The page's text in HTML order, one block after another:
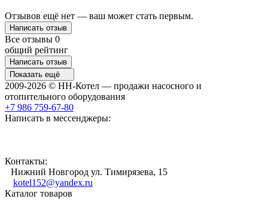
Отзывов ещё нет — ваш может стать первым.
Написать отзыв
Все отзывы 0
общий рейтинг
Написать отзыв
Показать ещё
2009-2026 © НН-Котел — продажи насосного и
отопительного оборудования
+7 986 759-67-80
Написать в мессенджеры:
Контакты:
Нижний Новгород ул. Тимирязева, 15
kotel152@yandex.ru
Каталог товаров